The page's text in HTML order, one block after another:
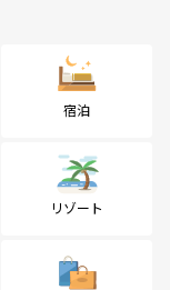
宿泊
リゾート